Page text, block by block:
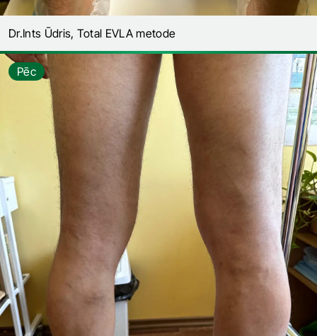
Dr.Ints Ūdris, Total EVLA metode
Pēc